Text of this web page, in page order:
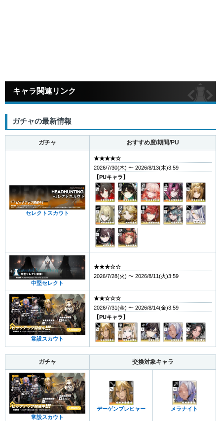
キャラ関連リンク
ガチャの最新情報
ガチャ おすすめ度/期間/PU
セレクトスカウト
★★★★☆
2026/7/30(木) 〜 2026/8/13(木)3:59
【PUキャラ】
中堅セレクト
★★★☆☆
2026/7/28(火) 〜 2026/8/11(火)3:59
常設スカウト
★★☆☆☆
2026/7/31(金) 〜 2026/8/14(金)3:59
【PUキャラ】
ガチャ 交換対象キャラ
常設スカウト
デーゲンブレヒャー メラナイト